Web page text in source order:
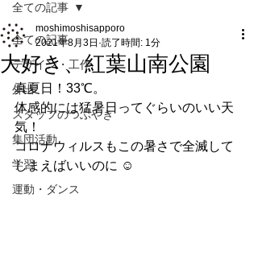
全ての記事
デザイン・工作
外出
スタッフのつぶやき
集団活動
学習
運動・ダンス
全ての記事
大好き、紅葉山南公園
moshimoshisapporo
2021年8月3日 読了時間: 1分
真夏日！33℃。
体感的には猛暑日ってぐらいのいい天
気！
コロナウィルスもこの暑さで全滅して
しまえばいいのに ☺︎